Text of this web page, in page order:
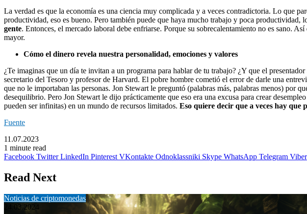
La verdad es que la economía es una ciencia muy complicada y a veces contradictoria. Lo que
productividad, eso es bueno. Pero también puede que haya mucho trabajo y poca productividad,
gente. Entonces, el mercado laboral debe enfriarse. Porque su sobrecalentamiento no es sano.
mayor.
Cómo el dinero revela nuestra personalidad, emociones y valores
¿Te imaginas que un día te invitan a un programa para hablar de tu trabajo? ¿Y que el
secretario del Tesoro y profesor de Harvard. El pobre hombre cometió el error de darle una
que no le importaban las personas. Jon Stewart le preguntó (palabras más, palabras menos)
desequilibrio. Pero Jon Stewart le dijo prácticamente que eso era una excusa para crear
pueden ser infinitas) en un mundo de recursos limitados. Eso quiere decir que a veces hay que
Fuente
11.07.2023
1 minute read
Facebook Twitter LinkedIn Pinterest VKontakte Odnoklassniki Skype WhatsApp Telegram Viber
Read Next
Noticias de criptomonedas
24.03.2024